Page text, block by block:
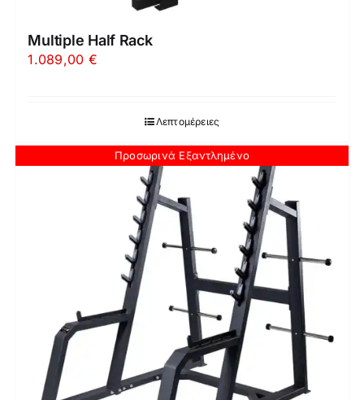
Multiple Half Rack
1.089,00 €
Λεπτομέρειες
Προσωρινά Εξαντλημένο